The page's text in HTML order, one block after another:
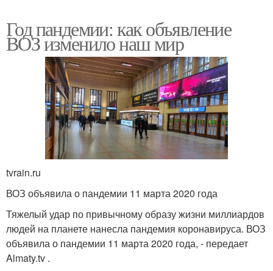
Год пандемии: как объявление
ВОЗ изменило наш мир
tvrain.ru
ВОЗ объявила о пандемии 11 марта 2020 года
Тяжелый удар по привычному образу жизни миллиардов
людей на планете нанесла пандемия коронавируса. ВОЗ
объявила о пандемии 11 марта 2020 года, - передает
Almaty.tv .